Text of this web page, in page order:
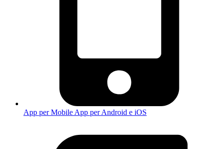
App per Mobile App per Android e iOS